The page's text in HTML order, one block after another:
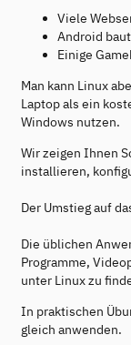
Viele
Android
Einige
Man kann Linux
Laptop als ein
Windows nutzen.
Wir zeigen Ihnen
installieren,
Der Umstieg auf
Die üblichen
Programme,
unter Linux zu
In praktischen
gleich anwenden.